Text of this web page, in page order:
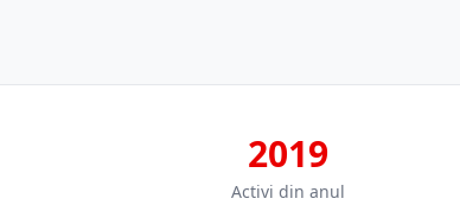
2019
Activi din anul